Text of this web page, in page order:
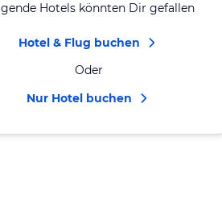
Hotels könnten Dir gefallen
Hotel & Flug buchen
Oder
Nur Hotel buchen